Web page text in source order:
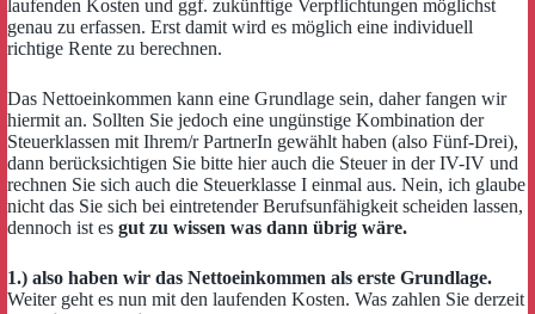
laufenden Kosten und ggf. zukünftige Verpflichtungen möglichst
genau zu erfassen. Erst damit wird es möglich eine individuell
richtige Rente zu berechnen.
Das Nettoeinkommen kann eine Grundlage sein, daher fangen wir
hiermit an. Sollten Sie jedoch eine ungünstige Kombination der
Steuerklassen mit Ihrem/r PartnerIn gewählt haben (also Fünf-Drei),
dann berücksichtigen Sie bitte hier auch die Steuer in der IV-IV und
rechnen Sie sich auch die Steuerklasse I einmal aus. Nein, ich glaube
nicht das Sie sich bei eintretender Berufsunfähigkeit scheiden lassen,
dennoch ist es gut zu wissen was dann übrig wäre.
1.) also haben wir das Nettoeinkommen als erste Grundlage.
Weiter geht es nun mit den laufenden Kosten. Was zahlen Sie derzeit